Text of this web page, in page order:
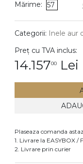
DIAMANTE
Cercei
Accesorii
Mărime: 57
Categorii: Inele aur
Preț cu TVA inclus:
14.15700 Lei
Plaseaza comanda
1. Livrare la EASYBOX
2. Livrare prin curier